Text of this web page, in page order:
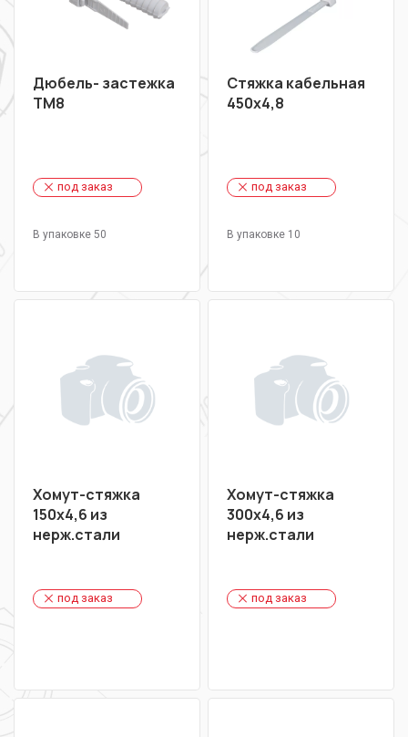
Дюбель- застежка
ТМ8
под заказ
В упаковке 50
Стяжка кабельная
450х4,8
под заказ
В упаковке 10
Хомут-стяжка
150х4,6 из
нерж.стали
под заказ
Хомут-стяжка
300х4,6 из
нерж.стали
под заказ